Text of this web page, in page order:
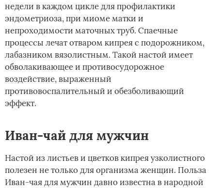
недели в каждом цикле для профилактики
эндометриоза, при миоме матки и
непроходимости маточных труб. Спаечные
процессы лечат отваром кипрея с подорожником,
лабазником вязолистным. Такой настой имеет
обволакивающее и противосудорожное
воздействие, выраженный
противовоспалительный и обезболивающий
эффект.
Иван-чай для мужчин
Настой из листьев и цветков кипрея узколистного
полезен не только для организма женщин. Польза
Иван-чая для мужчин давно известна в народной